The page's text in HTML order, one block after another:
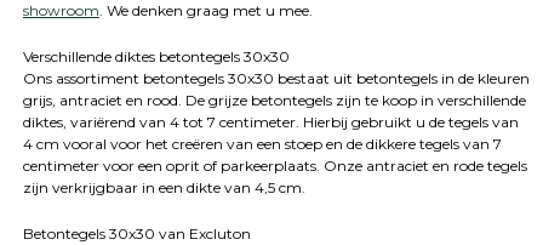
showroom. We denken graag met u mee.
Verschillende diktes betontegels 30x30
Ons assortiment betontegels 30x30 bestaat uit betontegels in de kleuren
grijs, antraciet en rood. De grijze betontegels zijn te koop in verschillende
diktes, variërend van 4 tot 7 centimeter. Hierbij gebruikt u de tegels van
4 cm vooral voor het creëren van een stoep en de dikkere tegels van 7
centimeter voor een oprit of parkeerplaats. Onze antraciet en rode tegels
zijn verkrijgbaar in een dikte van 4,5 cm.
Betontegels 30x30 van Excluton